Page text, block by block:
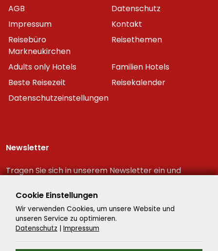
AGB
Datenschutz
Impressum
Kontakt
Reisebüro
Markneukirchen
Reisethemen
Adults only Hotels
Familien Hotels
Beste Reisezeit
Reisekalender
Datenschutzeinstellungen
Newsletter
Tragen Sie sich in unserem Newsletter ein und
Reiseschnäppchen!
Cookie Einstellungen
Wir verwenden Cookies, um unsere Website und
unseren Service zu optimieren.
Datenschutz | Impressum